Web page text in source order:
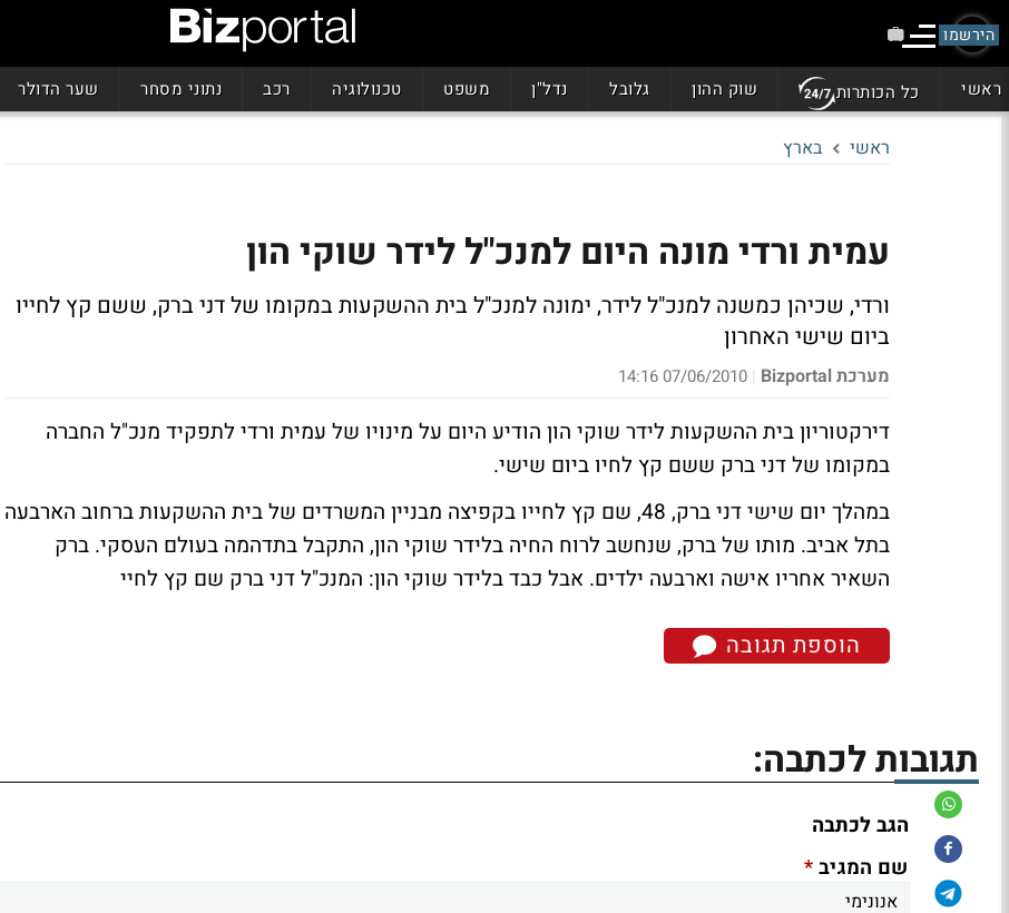
הירשמו
ראשי כל הכותרות שוק ההון גלובל נדל"ן משפט טכנולוגיה רכב נתוני מסחר שער הדולר
ראשי בארץ
עמית ורדי מונה היום למנכ"ל לידר שוקי הון
ורדי, שכיהן כמשנה למנכ"ל לידר, ימונה למנכ"ל בית ההשקעות במקומו של דני ברק, ששם קץ לחייו
ביום שישי האחרון
מערכת Bizportal |
07/06/2010 14:16
דירקטוריון בית ההשקעות לידר שוקי הון הודיע היום על מינויו של עמית ורדי לתפקיד מנכ"ל החברה
במקומו של דני ברק ששם קץ לחיו ביום שישי.
במהלך יום שישי דני ברק, 48, שם קץ לחייו בקפיצה מבניין המשרדים של בית ההשקעות ברחוב הארבעה
בתל אביב. מותו של ברק, שנחשב לרוח החיה בלידר שוקי הון, התקבל בתדהמה בעולם העסקי. ברק
השאיר אחריו אישה וארבעה ילדים. אבל כבד בלידר שוקי הון: המנכ"ל דני ברק שם קץ לחיי
הוספת תגובה
תגובות לכתבה:
הגב לכתבה
שם המגיב*